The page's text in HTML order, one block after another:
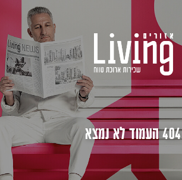
404 העמוד לא נמצא